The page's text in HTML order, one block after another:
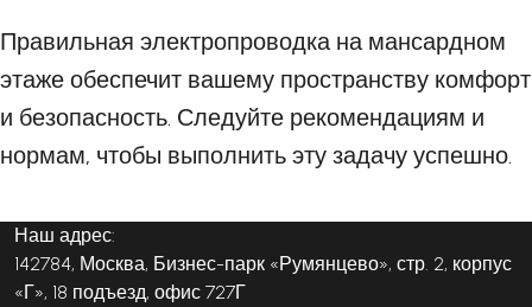
Правильная электропроводка на мансардном
этаже обеспечит вашему пространству комфорт
и безопасность. Следуйте рекомендациям и
нормам, чтобы выполнить эту задачу успешно.
Наш адрес:
142784, Москва, Бизнес-парк «Румянцево», стр. 2, корпус
«Г», 18 подъезд, офис 727Г